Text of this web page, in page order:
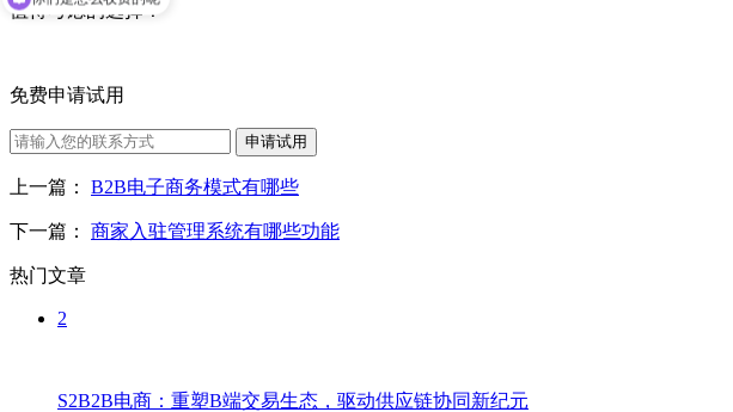
值得考虑的选择！
免费申请试用
申请试用
上一篇： B2B电子商务模式有哪些
下一篇： 商家入驻管理系统有哪些功能
热门文章
2
S2B2B电商：重塑B端交易生态，驱动供应链协同新纪元
你们是怎么收费的呢